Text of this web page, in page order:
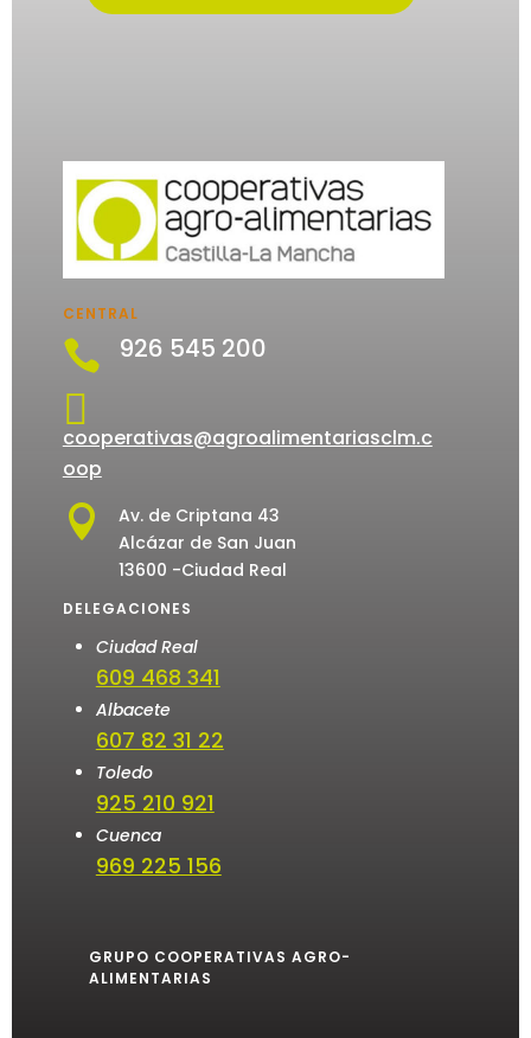
CENTRAL
 926 545 200

cooperativas@agroalimentariasclm.c
oop

Av. de Criptana 43
Alcázar de San Juan
13600 -Ciudad Real
DELEGACIONES
Ciudad Real
609 468 341
Albacete
607 82 31 22
Toledo
925 210 921
Cuenca
969 225 156
GRUPO COOPERATIVAS AGRO-
ALIMENTARIAS